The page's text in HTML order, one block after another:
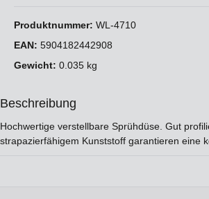
Produktnummer: WL-4710
EAN: 5904182442908
Gewicht: 0.035 kg
Beschreibung
Hochwertige verstellbare Sprühdüse. Gut
strapazierfähigem Kunststoff garantieren eine